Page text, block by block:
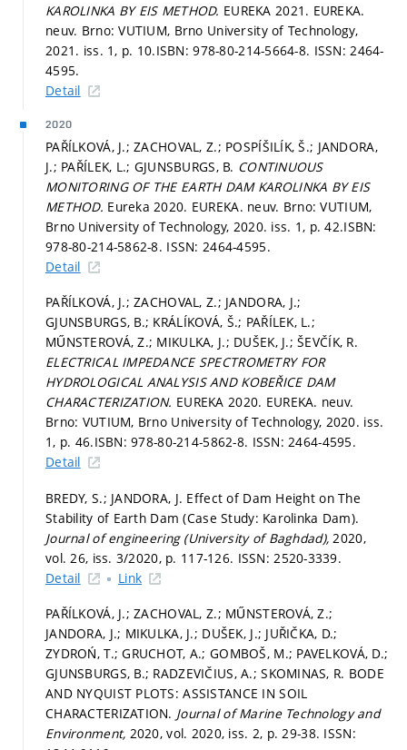
KAROLINKA BY EIS METHOD. EUREKA 2021. EUREKA.
neuv. Brno: VUTIUM, Brno University of Technology,
2021. iss. 1, p. 10.ISBN: 978-80-214-5664-8. ISSN: 2464-
4595.
Detail
2020
PAŘÍLKOVÁ, J.; ZACHOVAL, Z.; POSPÍŠILÍK, Š.; JANDORA,
J.; PAŘÍLEK, L.; GJUNSBURGS, B. CONTINUOUS
MONITORING OF THE EARTH DAM KAROLINKA BY EIS
METHOD. Eureka 2020. EUREKA. neuv. Brno: VUTIUM,
Brno University of Technology, 2020. iss. 1, p. 42.ISBN:
978-80-214-5862-8. ISSN: 2464-4595.
Detail
PAŘÍLKOVÁ, J.; ZACHOVAL, Z.; JANDORA, J.;
GJUNSBURGS, B.; KRÁLÍKOVÁ, Š.; PAŘÍLEK, L.;
MŰNSTEROVÁ, Z.; MIKULKA, J.; DUŠEK, J.; ŠEVČÍK, R.
ELECTRICAL IMPEDANCE SPECTROMETRY FOR
HYDROLOGICAL ANALYSIS AND KOBEŘICE DAM
CHARACTERIZATION. EUREKA 2020. EUREKA. neuv.
Brno: VUTIUM, Brno University of Technology, 2020. iss.
1, p. 46.ISBN: 978-80-214-5862-8. ISSN: 2464-4595.
Detail
BREDY, S.; JANDORA, J. Effect of Dam Height on The
Stability of Earth Dam (Case Study: Karolinka Dam).
Journal of engineering (University of Baghdad),2020,
vol. 26, iss. 3/2020, p. 117-126. ISSN: 2520-3339.
Detail
Link
PAŘÍLKOVÁ, J.; ZACHOVAL, Z.; MŰNSTEROVÁ, Z.;
JANDORA, J.; MIKULKA, J.; DUŠEK, J.; JUŘIČKA, D.;
ZYDROŃ, T.; GRUCHOT, A.; GOMBOŠ, M.; PAVELKOVÁ, D.;
GJUNSBURGS, B.; RADZEVIČIUS, A.; SKOMINAS, R. BODE
AND NYQUIST PLOTS: ASSISTANCE IN SOIL
CHARACTERIZATION. Journal of Marine Technology and
Environment, 2020, vol. 2020, iss. 2, p. 29-38. ISSN: